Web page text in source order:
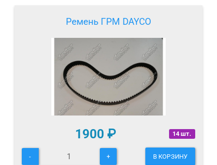
Ремень ГРМ DAYCO
14 шт.
1900 ₽
- + В КОРЗИНУ